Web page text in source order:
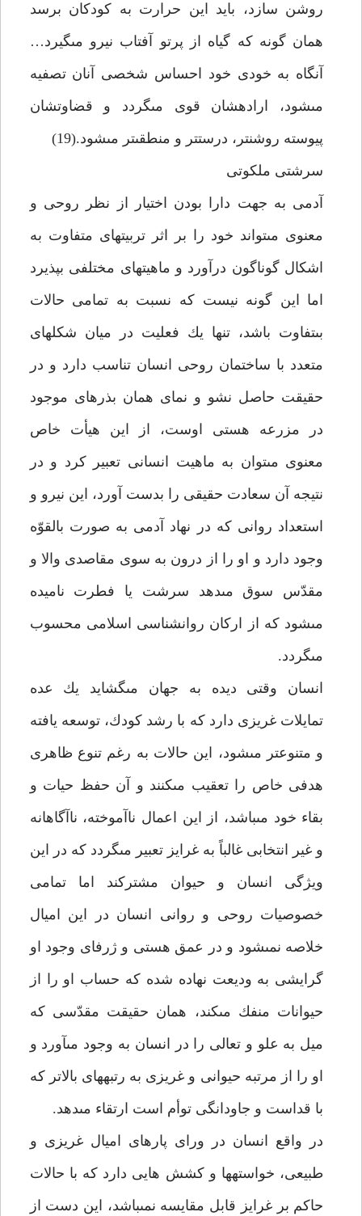
روشن سازد، بايد اين حرارت به كودكان برسد
همان گونه كه گياه از پرتو آفتاب نيرو مى‏گيرد…
آنگاه به خودى خود احساس شخصى آنان تصفيه
مى‏شود، اراده‏شان قوى مى‏گردد و قضاوتشان
پيوسته روشن‏تر، درست‏تر و منطقى‏تر مى‏شود.(19)
سرشتى ملكوتى‏
آدمى به جهت دارا بودن اختيار از نظر روحى و
معنوى مى‏تواند خود را بر اثر تربيت‏هاى متفاوت به
اشكال گوناگون درآورد و ماهيت‏هاى مختلفى بپذيرد
اما اين گونه نيست كه نسبت به تمامى حالات
بى‏تفاوت باشد، تنها يك فعليت در ميان شكل‏هاى
متعدد با ساختمان روحى انسان تناسب دارد و در
حقيقت حاصل نشو و نماى همان بذرهاى موجود
در مزرعه هستى اوست، از اين هيأت خاص
معنوى مى‏توان به ماهيت انسانى تعبير كرد و در
نتيجه آن سعادت حقيقى را بدست آورد، اين نيرو و
استعداد روانى كه در نهاد آدمى به صورت بالقوّه
وجود دارد و او را از درون به سوى مقاصدى والا و
مقدّس سوق مى‏دهد سرشت يا فطرت ناميده
مى‏شود كه از اركان روان‏شناسى اسلامى محسوب
مى‏گردد.
انسان وقتى ديده به جهان مى‏گشايد يك عده
تمايلات غريزى دارد كه با رشد كودك، توسعه يافته
و متنوع‏تر مى‏شود، اين حالات به رغم تنوع ظاهرى
هدفى خاص را تعقيب مى‏كنند و آن حفظ حيات و
بقاء خود مى‏باشد، از اين اعمال ناآموخته، ناآگاهانه
و غير انتخابى غالباً به غرايز تعبير مى‏گردد كه در اين
ويژگى انسان و حيوان مشتركند اما تمامى
خصوصيات روحى و روانى انسان در اين اميال
خلاصه نمى‏شود و در عمق هستى و ژرفاى وجود او
گرايشى به وديعت نهاده شده كه حساب او را از
حيوانات منفك مى‏كند، همان حقيقت مقدّسى كه
ميل به علو و تعالى را در انسان به وجود مى‏آورد و
او را از مرتبه حيوانى و غريزى به رتبه‏هاى بالاتر كه
با قداست و جاودانگى توأم است ارتقاء مى‏دهد.
در واقع انسان در وراى پاره‏اى اميال غريزى و
طبيعى، خواسته‏ها و كشش هايى دارد كه با حالات
حاكم بر غرايز قابل مقايسه نمى‏باشد، اين دست از